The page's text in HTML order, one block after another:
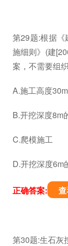
第29题:根据
施细则》(建
案，不需要组
A.施工高度
B.开挖深度8m
C.爬模施工
D.开挖深度6m
正确答案:
第30题:生石灰